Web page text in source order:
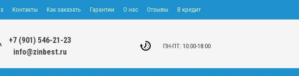
Контакты Как заказать Гарантии О нас Отзывы В кредит
+7 (901) 546-21-23
info@zinbest.ru
ПН-ПТ: 10:00-18:00